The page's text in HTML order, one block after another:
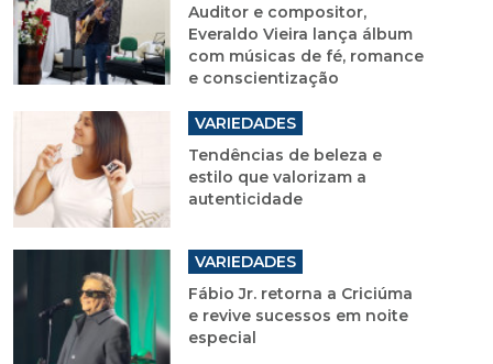
Auditor e compositor,
Everaldo Vieira lança álbum
com músicas de fé, romance
e conscientização
VARIEDADES
Tendências de beleza e
estilo que valorizam a
autenticidade
VARIEDADES
Fábio Jr. retorna a Criciúma
e revive sucessos em noite
especial